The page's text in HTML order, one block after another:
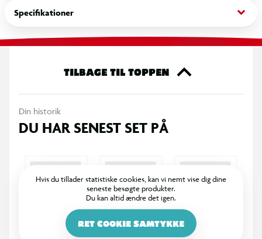
Specifikationer keyboard_arrow_down
TILBAGE TIL TOPPEN
Din historik
DU HAR SENEST SET PÅ
Hvis du tillader statistiske cookies, kan vi nemt vise dig dine
seneste besøgte produkter.
Du kan altid ændre det igen.
RET COOKIE SAMTYKKE